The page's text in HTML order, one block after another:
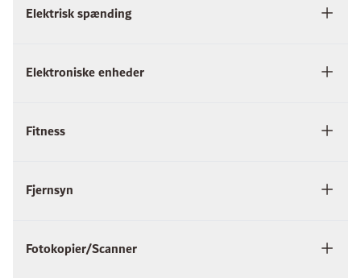
Elektrisk spænding
Elektroniske enheder
Fitness
Fjernsyn
Fotokopier/Scanner